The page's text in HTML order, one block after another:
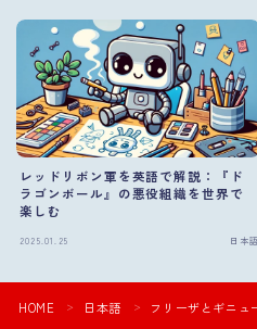
レッドリボン軍を英語で解説：『ド
ラゴンボール』の悪役組織を世界で
楽しむ
2025.01.25 日本語
HOME ＞ 日本語 ＞ フリーザとギニュ